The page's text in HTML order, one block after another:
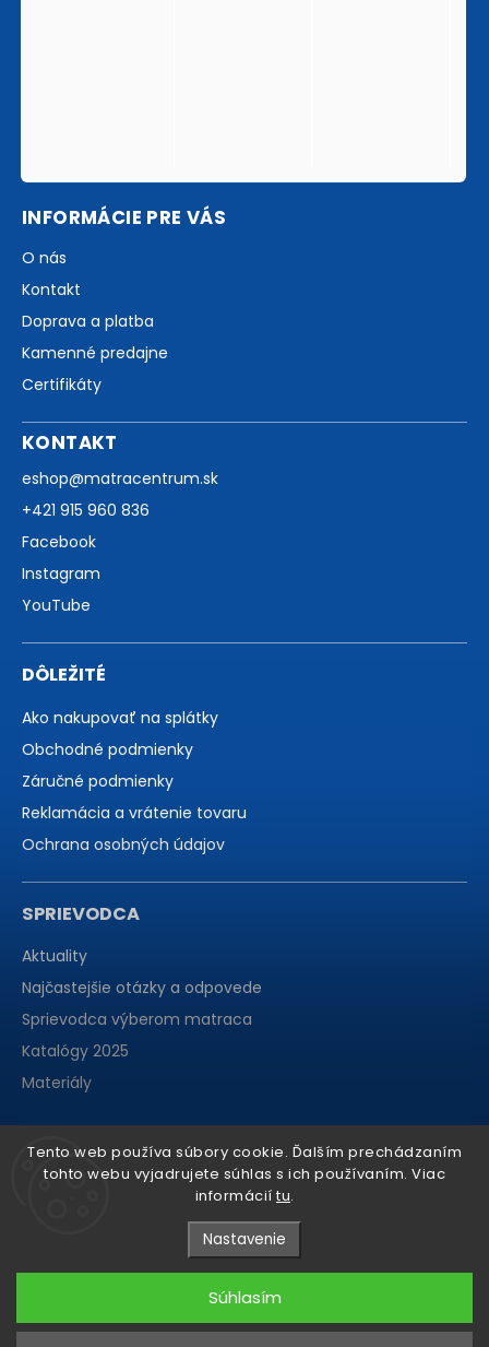
Tento web používa súbory cookie. Ďalším prechádzaním
tohto webu vyjadrujete súhlas s ich používaním. Viac
informácií tu.
Nastavenie
Súhlasím
INFORMÁCIE PRE VÁS
O nás
Kontakt
Doprava a platba
Kamenné predajne
Certifikáty
KONTAKT
eshop@matracentrum.sk
+421 915 960 836
Facebook
Instagram
YouTube
DÔLEŽITÉ
Ako nakupovať na splátky
Obchodné podmienky
Záručné podmienky
Reklamácia a vrátenie tovaru
Ochrana osobných údajov
SPRIEVODCA
Aktuality
Najčastejšie otázky a odpovede
Sprievodca výberom matraca
Katalógy 2025
Materiály
Copyright 2026matraCentrum. Všetky práva vyhradené.